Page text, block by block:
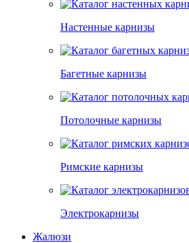
Настенные карнизы
Багетные карнизы
Потолочные карнизы
Римские карнизы
Электрокарнизы
Жалюзи